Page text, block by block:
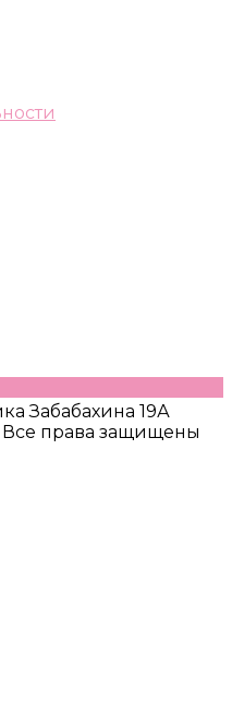
Забабахина 19А
Все права защищены